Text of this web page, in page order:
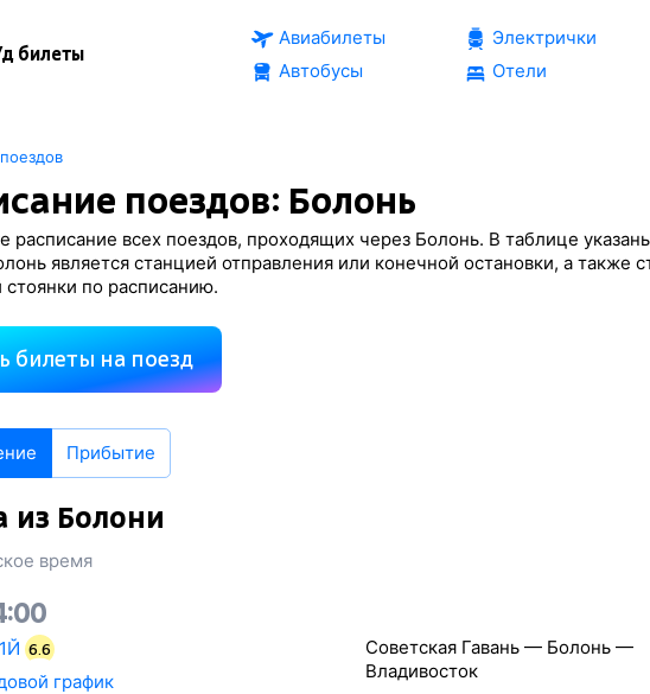
билеты
Авиабилеты
Автобусы
Электрички
Отели
поездов: Болонь
расписание всех поездов, проходящих через Болонь. В таблице
является станцией отправления или конечной остановки, а также
по расписанию.
билеты на поезд
Прибытие
из Болони
время
6.6
Советская Гавань — Болонь —
Владивосток
график